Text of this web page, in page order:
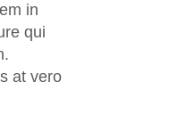
in
qui
at vero